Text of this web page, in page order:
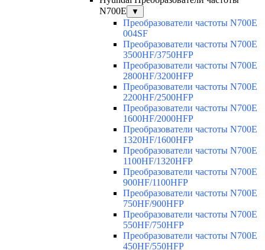
N700E
▼
Преобразователи частоты N700E
004SF
Преобразователи частоты N700E
3500HF/3750HFP
Преобразователи частоты N700E
2800HF/3200HFP
Преобразователи частоты N700E
2200HF/2500HFP
Преобразователи частоты N700E
1600HF/2000HFP
Преобразователи частоты N700E
1320HF/1600HFP
Преобразователи частоты N700E
1100HF/1320HFP
Преобразователи частоты N700E
900HF/1100HFP
Преобразователи частоты N700E
750HF/900HFP
Преобразователи частоты N700E
550HF/750HFP
Преобразователи частоты N700E
450HF/550HFP